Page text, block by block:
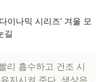
이나믹 시리즈’ 겨울 모
길
리 흡수하고 건조 시
지시켜 준다. 색상은